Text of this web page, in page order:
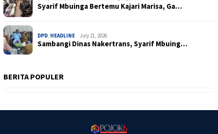
Syarif Mbuinga Bertemu Kajari Marisa, Ga…
DPD, HEADLINE July 21, 2026
Sambangi Dinas Nakertrans, Syarif Mbuing…
BERITA POPULER